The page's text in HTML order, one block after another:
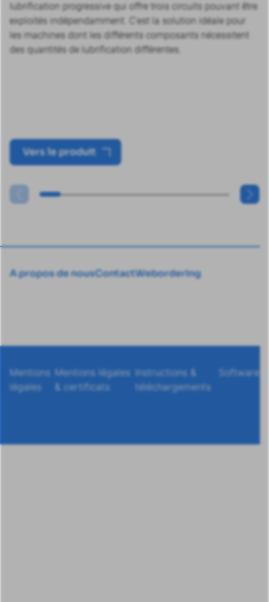
lubrification progressive qui offre trois circuits pouvant être
exploités indépendamment. C'est la solution idéale pour
les machines dont les différents composants nécessitent
des quantités de lubrification différentes.
Vers le produit
A propos de nousContactWebordering
Mentions
légales
Mentions légales
& certificats
Instructions &
téléchargements
Software